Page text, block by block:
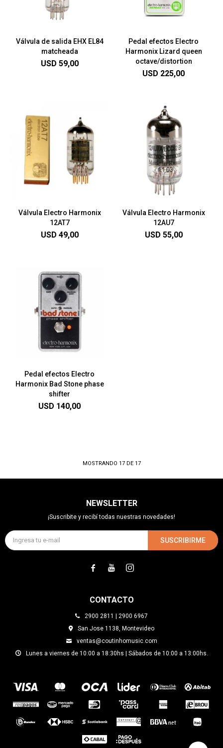
Válvula de salida EHX EL84
matcheada
USD 59,00
Pedal efectos Electro
Harmonix Lizard queen
octave/distortion
USD 225,00
Válvula Electro Harmonix
12AT7
USD 49,00
Válvula Electro Harmonix
12AU7
USD 55,00
Pedal efectos Electro
Harmonix Bad Stone phase
shifter
USD 140,00
MOSTRANDO 17DE 17
CONTACTO
2900 2811 | 2900 6967
San Jose 1138, Montevideo
ventas@coutinhomusic.com
Lunes a viernes de 10:00 a 18:30hs | Sábados de 10:00 a 13:00hs.
NEWSLETTER
¡Suscribite y recibí todas nuestras novedades!
SUSCRIBIRME
  